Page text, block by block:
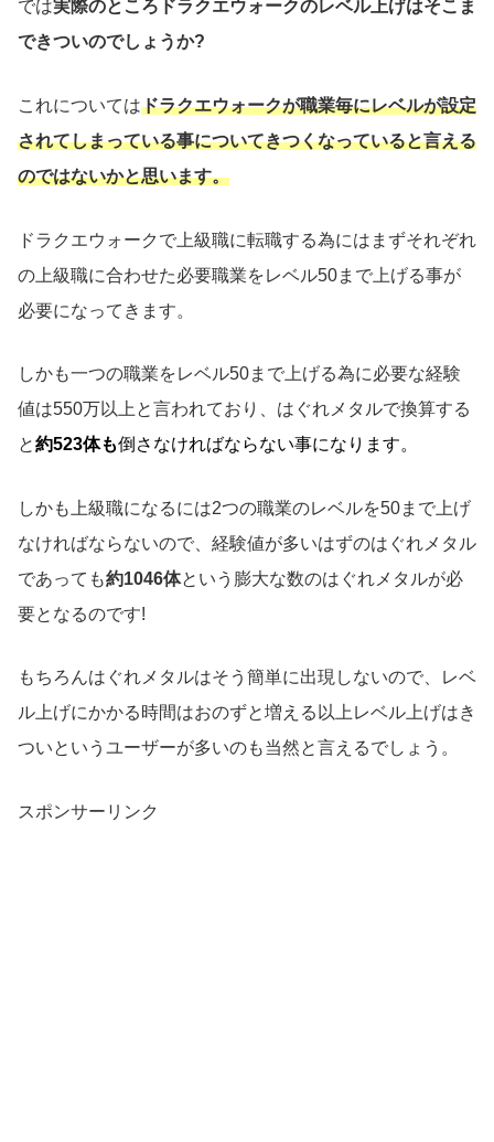
では実際のところドラクエウォークのレベル上げはそこま
できついのでしょうか?
これについてはドラクエウォークが職業毎にレベルが設定
されてしまっている事についてきつくなっていると言える
のではないかと思います。
ドラクエウォークで上級職に転職する為にはまずそれぞれ
の上級職に合わせた必要職業をレベル50まで上げる事が
必要になってきます。
しかも一つの職業をレベル50まで上げる為に必要な経験
値は550万以上と言われており、はぐれメタルで換算する
と約523体も倒さなければならない事になります。
しかも上級職になるには2つの職業のレベルを50まで上げ
なければならないので、経験値が多いはずのはぐれメタル
であっても約1046体という膨大な数のはぐれメタルが必
要となるのです!
もちろんはぐれメタルはそう簡単に出現しないので、レベ
ル上げにかかる時間はおのずと増える以上レベル上げはき
ついというユーザーが多いのも当然と言えるでしょう。
スポンサーリンク